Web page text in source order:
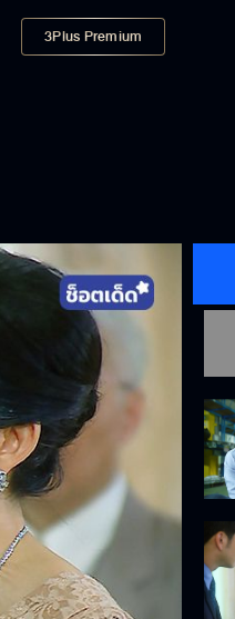
3Plus Premium